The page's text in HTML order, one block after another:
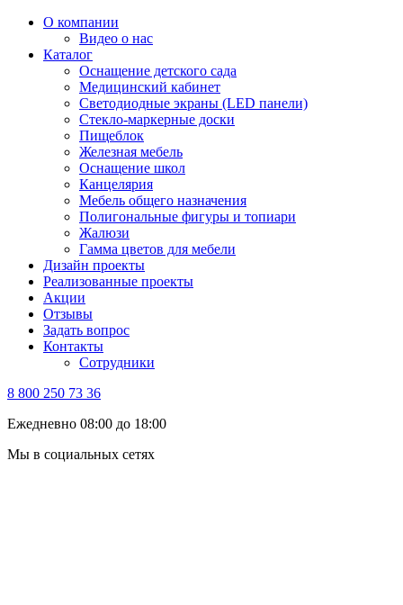
О компании
Видео о нас
Каталог
Оснащение детского сада
Медицинский кабинет
Светодиодные экраны (LED панели)
Стекло-маркерные доски
Пищеблок
Железная мебель
Оснащение школ
Канцелярия
Мебель общего назначения
Полигональные фигуры и топиари
Жалюзи
Гамма цветов для мебели
Дизайн проекты
Реализованные проекты
Акции
Отзывы
Задать вопрос
Контакты
Сотрудники
8 800 250 73 36
Ежедневно 08:00 до 18:00
Мы в социальных сетях